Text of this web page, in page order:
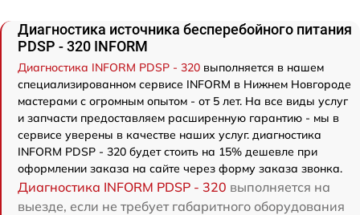
Диагностика источника бесперебойного питания
PDSP - 320 INFORM
Диагностика INFORM PDSP - 320 выполняется в нашем
специализированном сервисе INFORM в Нижнем Новгороде
мастерами с огромным опытом - от 5 лет. На все виды услуг
и запчасти предоставляем расширенную гарантию - мы в
сервисе уверены в качестве наших услуг. диагностика
INFORM PDSP - 320 будет стоить на 15% дешевле при
оформлении заказа на сайте через форму заказа звонка.
Диагностика INFORM PDSP - 320 выполняется на
выезде, если не требует габаритного оборудования